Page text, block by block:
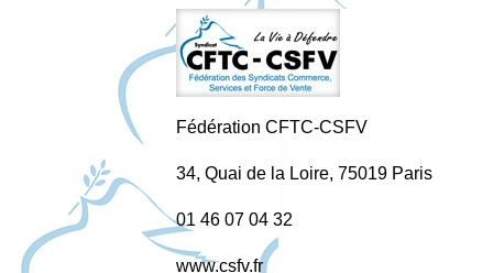
Fédération CFTC-CSFV
34, Quai de la Loire, 75019 Paris
01 46 07 04 32
www.csfv.fr